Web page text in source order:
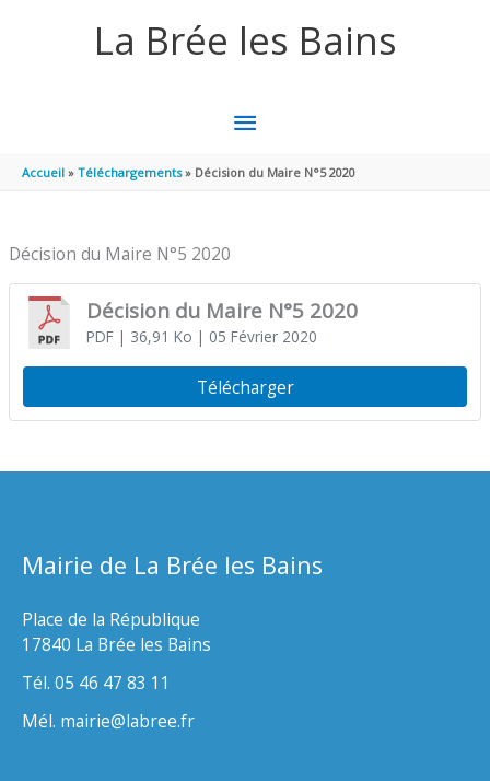
La Brée les Bains
MENU
PRINCIPAL
Accueil Téléchargements Décision du Maire N°5 2020
Décision du Maire N°5 2020
Décision du Maire N°5 2020
PDF| 36,91 Ko | 05 Février 2020
Télécharger
Mairie de La Brée les Bains
Place de la République
17840 La Brée les Bains
Tél. 05 46 47 83 11
Mél. mairie@labree.fr